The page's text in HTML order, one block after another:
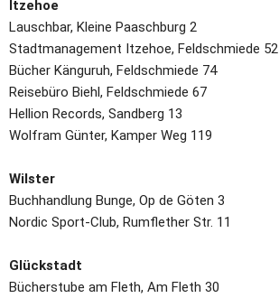
Itzehoe
Lauschbar, Kleine Paaschburg 2
Stadtmanagement Itzehoe, Feldschmiede 52
Bücher Känguruh, Feldschmiede 74
Reisebüro Biehl, Feldschmiede 67
Hellion Records, Sandberg 13
Wolfram Günter, Kamper Weg 119
Wilster
Buchhandlung Bunge, Op de Göten 3
Nordic Sport-Club, Rumflether Str. 11
Glückstadt
Bücherstube am Fleth, Am Fleth 30